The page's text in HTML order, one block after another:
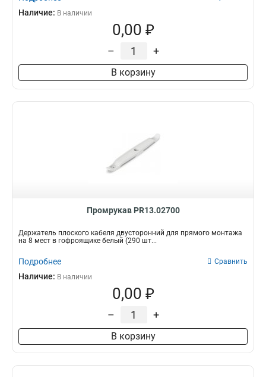
Наличие: В наличии
0,00 ₽
– +
В корзину
Промрукав PR13.02700
Держатель плоского кабеля двусторонний для прямого монтажа
на 8 мест в гофроящике белый (290 шт...
Подробнее Сравнить
Наличие: В наличии
0,00 ₽
– +
В корзину